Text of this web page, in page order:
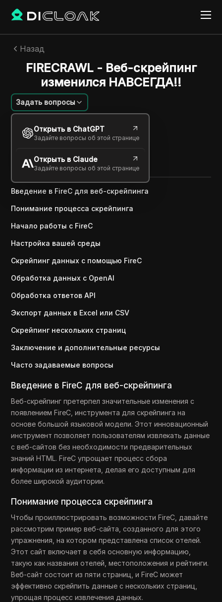
Назад
FIRECRAWL - Веб-скрейпинг
изменился НАВСЕГДА!!
Задать вопросы
Открыть в ChatGPT
Задайте вопросы об этой странице
Открыть в Claude
Задайте вопросы об этой странице
Алексей Сидоров
02 янв. 2025 2 минут
Copy Link
Введение в FireC для веб-скрейпинга
Понимание процесса скрейпинга
Начало работы с FireC
Настройка вашей среды
Скрейпинг данных с помощью FireC
Обработка данных с OpenAI
Обработка ответов API
Экспорт данных в Excel или CSV
Скрейпинг нескольких страниц
Заключение и дополнительные ресурсы
Часто задаваемые вопросы
Введение в FireC для веб-скрейпинга
Веб-скрейпинг претерпел значительные изменения с
появлением FireC, инструмента для скрейпинга на
основе большой языковой модели. Этот инновационный
инструмент позволяет пользователям извлекать данные
с веб-сайтов без необходимости предварительных
знаний HTML. FireC упрощает процесс сбора
информации из интернета, делая его доступным для
более широкой аудитории.
Понимание процесса скрейпинга
Чтобы проиллюстрировать возможности FireC, давайте
рассмотрим пример веб-сайта, созданного для этого
упражнения, на котором представлена список отелей.
Этот сайт включает в себя основную информацию,
такую как названия отелей, местоположения и рейтинги.
Веб-сайт состоит из пяти страниц, и FireC может
эффективно скрейпить данные с нескольких страниц,
упрощая процесс извлечения данных.